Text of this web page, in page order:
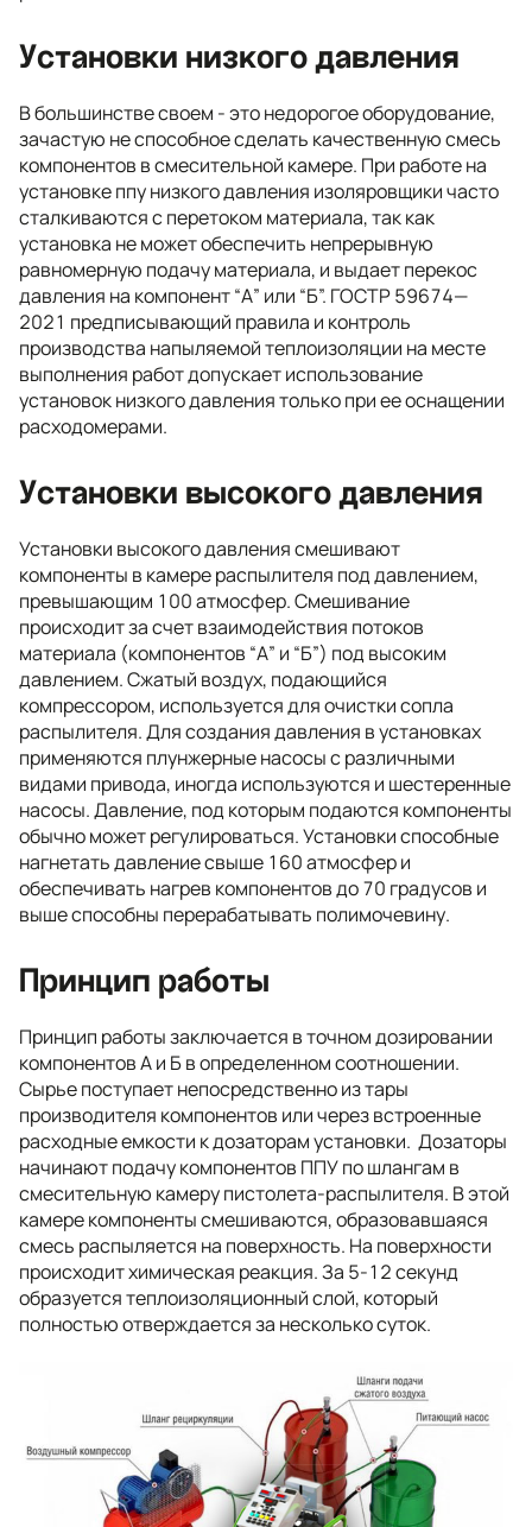
Установки низкого давления
В большинстве своем - это недорогое оборудование,
зачастую не способное сделать качественную смесь
компонентов в смесительной камере. При работе на
установке ппу низкого давления изоляровщики часто
сталкиваются с перетоком материала, так как
установка не может обеспечить непрерывную
равномерную подачу материала, и выдает перекос
давления на компонент “А” или “Б”. ГОСТР 59674—
2021 предписывающий правила и контроль
производства напыляемой теплоизоляции на месте
выполнения работ допускает использование
установок низкого давления только при ее оснащении
расходомерами.
Установки высокого давления
Установки высокого давления смешивают
компоненты в камере распылителя под давлением,
превышающим 100 атмосфер. Смешивание
происходит за счет взаимодействия потоков
материала (компонентов “А” и “Б”) под высоким
давлением. Сжатый воздух, подающийся
компрессором, используется для очистки сопла
распылителя. Для создания давления в установках
применяются плунжерные насосы с различными
видами привода, иногда используются и шестеренные
насосы. Давление, под которым подаются компоненты
обычно может регулироваться. Установки способные
нагнетать давление свыше 160 атмосфер и
обеспечивать нагрев компонентов до 70 градусов и
выше способны перерабатывать полимочевину.
Принцип работы
Принцип работы заключается в точном дозировании
компонентов А и Б в определенном соотношении.
Сырье поступает непосредственно из тары
производителя компонентов или через встроенные
расходные емкости к дозаторам установки. Дозаторы
начинают подачу компонентов ППУ по шлангам в
смесительную камеру пистолета-распылителя. В этой
камере компоненты смешиваются, образовавшаяся
смесь распыляется на поверхность. На поверхности
происходит химическая реакция. За 5-12 секунд
образуется теплоизоляционный слой, который
полностью отверждается за несколько суток.